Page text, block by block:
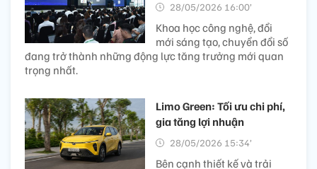
28/05/2026 16:00’
Khoa học công nghệ, đổi
mới sáng tạo, chuyển đổi số
đang trở thành những động lực tăng trưởng mới quan
trọng nhất.
Limo Green: Tối ưu chi phí,
gia tăng lợi nhuận
28/05/2026 15:34’
Bên cạnh thiết kế và trải